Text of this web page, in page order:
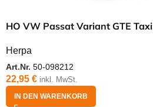
HO VW Passat Variant GTE Taxi
Herpa
Art.Nr. 50-098212
22,95 € inkl. MwSt.
IN DEN WARENKORB